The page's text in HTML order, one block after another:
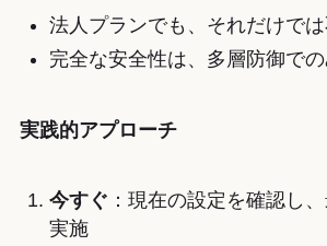
法人プランでも、それだけで
完全な安全性は、多層防御で
実践的アプローチ
今すぐ ：現在の設定を確認し
実施